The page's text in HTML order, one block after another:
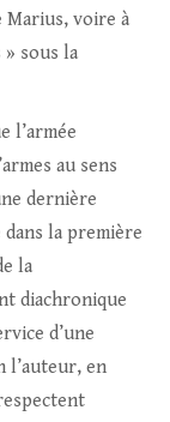
Marius, voire à
» sous la
l’armée
au sens
dernière
dans la première
la
diachronique
d’une
l’auteur, en